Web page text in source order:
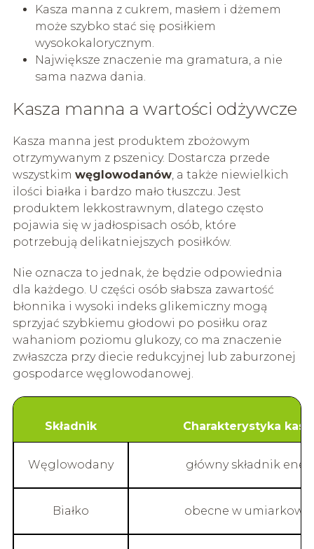
Kasza manna z cukrem, masłem i dżemem
może szybko stać się posiłkiem
wysokokalorycznym.
Największe znaczenie ma gramatura, a nie
sama nazwa dania.
Kasza manna a wartości odżywcze
Kasza manna jest produktem zbożowym
otrzymywanym z pszenicy. Dostarcza przede
wszystkim węglowodanów, a także niewielkich
ilości białka i bardzo mało tłuszczu. Jest
produktem lekkostrawnym, dlatego często
pojawia się w jadłospisach osób, które
potrzebują delikatniejszych posiłków.
Nie oznacza to jednak, że będzie odpowiednia
dla każdego. U części osób słabsza zawartość
błonnika i wysoki indeks glikemiczny mogą
sprzyjać szybkiemu głodowi po posiłku oraz
wahaniom poziomu glukozy, co ma znaczenie
zwłaszcza przy diecie redukcyjnej lub zaburzonej
gospodarce węglowodanowej.
Składnik Charakterystyka
Węglowodany główny składnik
Białko obecne w